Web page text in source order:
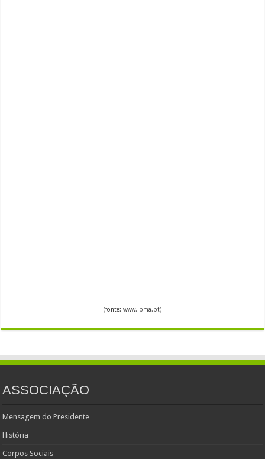
(fonte: www.ipma.pt)
ASSOCIAÇÃO
Mensagem do Presidente
História
Corpos Sociais